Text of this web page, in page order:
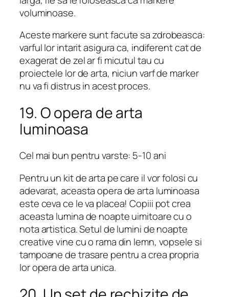
voluminoase.
Aceste markere sunt facute sa zdrobeasca:
varful lor intarit asigura ca, indiferent cat de
exagerat de zel ar fi micutul tau cu
proiectele lor de arta, niciun varf de marker
nu va fi distrus in acest proces.
19. O opera de arta
luminoasa
Cel mai bun pentru varste: 5-10 ani
Pentru un kit de arta pe care il vor folosi cu
adevarat, aceasta opera de arta luminoasa
este ceva ce le va placea! Copiii pot crea
aceasta lumina de noapte uimitoare cu o
nota artistica. Setul de lumini de noapte
creative vine cu o rama din lemn, vopsele si
tampoane de trasare pentru a crea propria
lor opera de arta unica.